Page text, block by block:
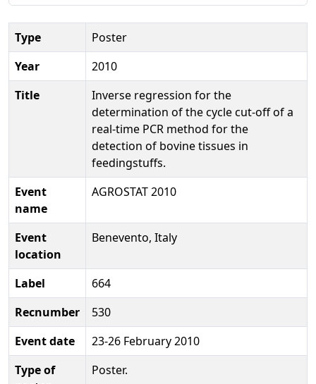
Type
Poster
Year
2010
Title
Inverse regression for the
determination of the cycle cut-off of a
real-time PCR method for the
detection of bovine tissues in
feedingstuffs.
Event
name
AGROSTAT 2010
Event
location
Benevento, Italy
Label
664
Recnumber
530
Event date
23-26 February 2010
Type of
Poster.